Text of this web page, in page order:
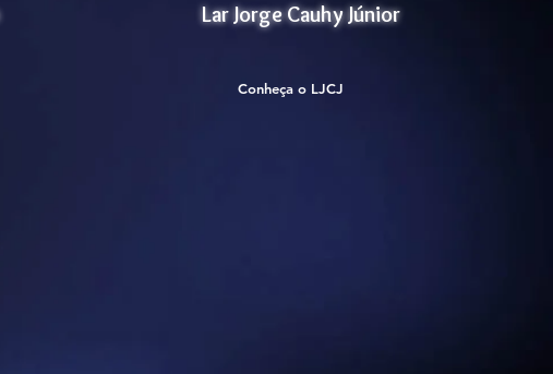
Lar Jorge Cauhy Júnior
Conheça o LJCJ